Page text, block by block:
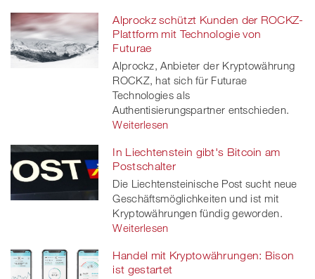
Alprockz schützt Kunden der ROCKZ-
Plattform mit Technologie von
Futurae
Alprockz, Anbieter der Kryptowährung
ROCKZ, hat sich für Futurae
Technologies als
Authentisierungspartner entschieden.
Weiterlesen
In Liechtenstein gibt's Bitcoin am
Postschalter
Die Liechtensteinische Post sucht neue
Geschäftsmöglichkeiten und ist mit
Kryptowährungen fündig geworden.
Weiterlesen
Handel mit Kryptowährungen: Bison
ist gestartet